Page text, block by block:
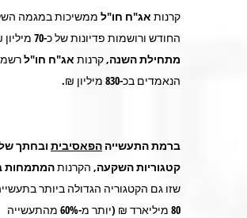
קרנות אג"ח חו"ל ממשיכות במגמה
החודש ורושמות פדיונות של כ-70
מתחילת השנה, קרנות אג"ח חו"ל
הנאמדים בכ-830 מיליון ₪.
ברמת התעשייה הפאסיבית ובחתך
קטגוריות השקעה, הקרנותהמתמחות
שזו גם הקטגוריה הגדולה ביותר
80
מיליארד ₪ (יותר מ-60% מהתעשייה